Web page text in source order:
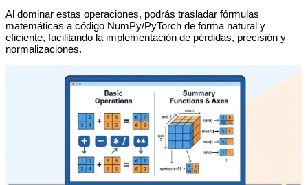
Al dominar estas operaciones, podrás trasladar fórmulas
matemáticas a código NumPy/PyTorch de forma natural y
eficiente, facilitando la implementación de pérdidas, precisión y
normalizaciones.